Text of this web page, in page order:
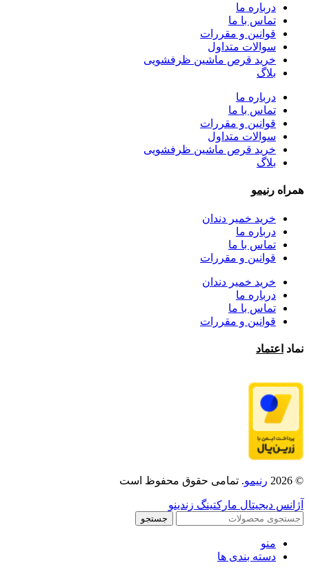
درباره ما
تماس با ما
قوانین و مقررات
سوالات متداول
خرید قرص ماشین ظرفشویی
بلاگ
درباره ما
تماس با ما
قوانین و مقررات
سوالات متداول
خرید قرص ماشین ظرفشویی
بلاگ
همراه رنیمو
خرید خمیر دندان
درباره ما
تماس با ما
قوانین و مقررات
خرید خمیر دندان
درباره ما
تماس با ما
قوانین و مقررات
نماد اعتماد
© 2026 رنیمو. تمامی حقوق محفوظ است
آژانس دیجیتال مارکتینگ زندینو
جستجو
منو
دسته بندی ها